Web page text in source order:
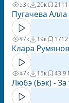
53к 20к 2111
Пугачева
47к 19к 1712
Клара
47к 15к 43.9
Любэ (Бэк) -